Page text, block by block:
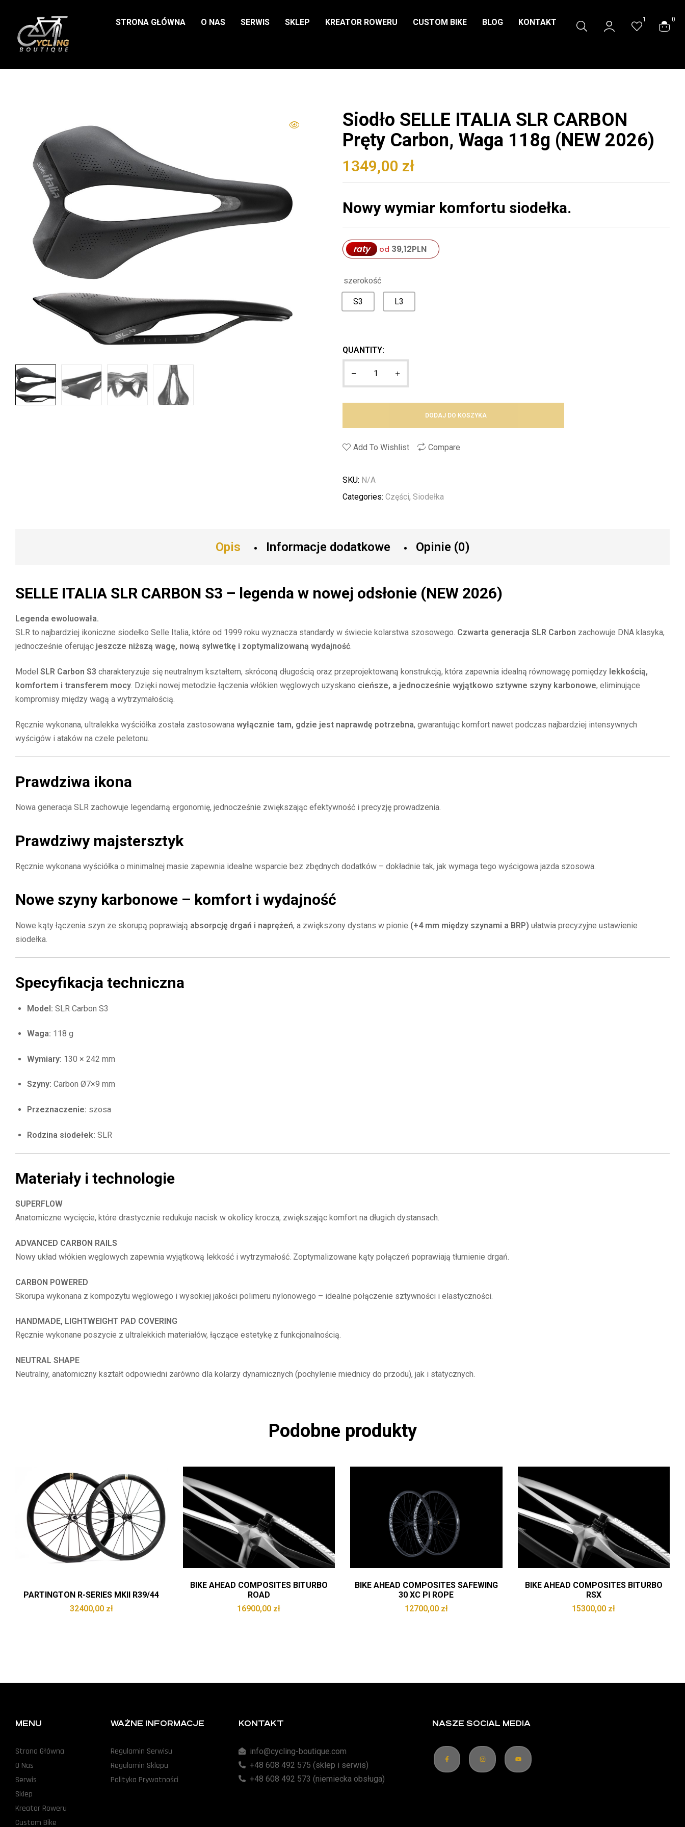
STRONA GŁÓWNA O NAS SERWIS SKLEP KREATOR ROWERU CUSTOM BIKE BLOG KONTAKT 1 0
Siodło SELLE ITALIA SLR CARBON
Pręty Carbon, Waga 118g (NEW 2026)
1349,00 zł
Nowy wymiar komfortu siodełka.
raty od 39,12PLN
szerokość
S3 L3
QUANTITY:
DODAJ DO KOSZYKA
Add To Wishlist Compare
SKU: N/A
Categories: Części, Siodełka
Opis Informacje dodatkowe Opinie (0)
SELLE ITALIA SLR CARBON S3 – legenda w nowej odsłonie (NEW 2026)
Legenda ewoluowała.
SLR to najbardziej ikoniczne siodełko Selle Italia, które od 1999 roku wyznacza standardy w świecie kolarstwa szosowego. Czwarta generacja SLR Carbon zachowuje DNA klasyka,
jednocześnie oferując jeszcze niższą wagę, nową sylwetkę i zoptymalizowaną wydajność.
Model SLR Carbon S3 charakteryzuje się neutralnym kształtem, skróconą długością oraz przeprojektowaną konstrukcją, która zapewnia idealną równowagę pomiędzy lekkością,
komfortem i transferem mocy. Dzięki nowej metodzie łączenia włókien węglowych uzyskano cieńsze, a jednocześnie wyjątkowo sztywne szyny karbonowe, eliminujące
kompromisy między wagą a wytrzymałością.
Ręcznie wykonana, ultralekka wyściółka została zastosowana wyłącznie tam, gdzie jest naprawdę potrzebna, gwarantując komfort nawet podczas najbardziej intensywnych
wyścigów i ataków na czele peletonu.
Prawdziwa ikona
Nowa generacja SLR zachowuje legendarną ergonomię, jednocześnie zwiększając efektywność i precyzję prowadzenia.
Prawdziwy majstersztyk
Ręcznie wykonana wyściółka o minimalnej masie zapewnia idealne wsparcie bez zbędnych dodatków – dokładnie tak, jak wymaga tego wyścigowa jazda szosowa.
Nowe szyny karbonowe – komfort i wydajność
Nowe kąty łączenia szyn ze skorupą poprawiają absorpcję drgań i naprężeń, a zwiększony dystans w pionie (+4 mm między szynami a BRP) ułatwia precyzyjne ustawienie
siodełka.
Specyfikacja techniczna
Model: SLR Carbon S3
Waga: 118 g
Wymiary: 130 × 242 mm
Szyny: Carbon Ø7×9 mm
Przeznaczenie: szosa
Rodzina siodełek: SLR
Materiały i technologie
SUPERFLOW
Anatomiczne wycięcie, które drastycznie redukuje nacisk w okolicy krocza, zwiększając komfort na długich dystansach.
ADVANCED CARBON RAILS
Nowy układ włókien węglowych zapewnia wyjątkową lekkość i wytrzymałość. Zoptymalizowane kąty połączeń poprawiają tłumienie drgań.
CARBON POWERED
Skorupa wykonana z kompozytu węglowego i wysokiej jakości polimeru nylonowego – idealne połączenie sztywności i elastyczności.
HANDMADE, LIGHTWEIGHT PAD COVERING
Ręcznie wykonane poszycie z ultralekkich materiałów, łączące estetykę z funkcjonalnością.
NEUTRAL SHAPE
Neutralny, anatomiczny kształt odpowiedni zarówno dla kolarzy dynamicznych (pochylenie miednicy do przodu), jak i statycznych.
Podobne produkty
PARTINGTON R-SERIES MKII R39/44
32400,00 zł
BIKE AHEAD COMPOSITES BITURBO
ROAD
16900,00 zł
BIKE AHEAD COMPOSITES SAFEWING
30 XC PI ROPE
12700,00 zł
BIKE AHEAD COMPOSITES BITURBO
RSX
15300,00 zł
MENU
Strona Główna
O Nas
Serwis
Sklep
Kreator Roweru
Custom Bike
WAŻNE INFORMACJE
Regulamin Serwisu
Regulamin Sklepu
Polityka Prywatności
KONTAKT
info@cycling-boutique.com
+48 608 492 575 (sklep i serwis)
+48 608 492 573 (niemiecka obsługa)
NASZE SOCIAL MEDIA